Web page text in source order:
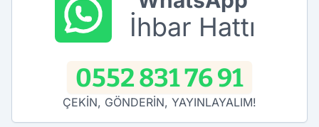
İhbar Hattı
0552 831 76 91
ÇEKİN, GÖNDERİN, YAYINLAYALIM!